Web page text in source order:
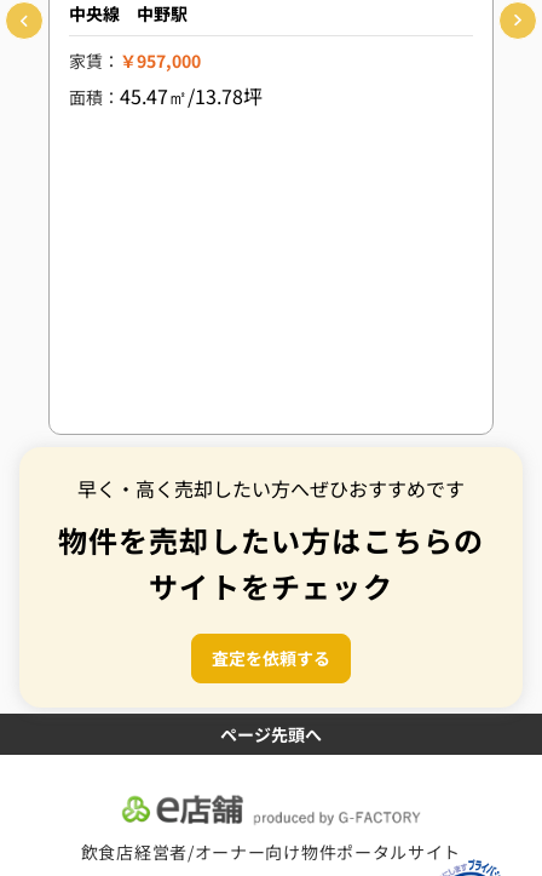
中央線 中野駅
家賃： ￥957,000
面積： 45.47㎡/13.78坪
早く・高く売却したい方へぜひおすすめです
物件を売却したい方はこちらの
サイトをチェック
査定を依頼する
ページ先頭へ
飲食店経営者/オーナー向け物件ポータルサイト